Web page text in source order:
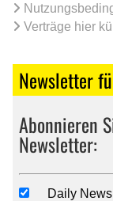
Verträge hier
Newsletter
Abonnieren
Newsletter:
Daily